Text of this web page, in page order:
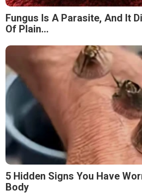
Fungus Is A Parasite, And It
Of Plain...
5 Hidden Signs You Have
Body